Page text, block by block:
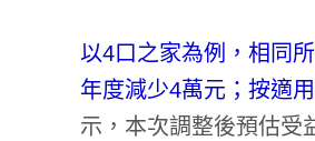
以4口之家為例，相同
年度減少4萬元；按適
示，本次調整後預估受